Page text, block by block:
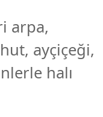
arpa,
ayçiçeği,
halı